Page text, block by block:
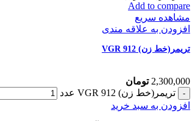
Add to compare
مشاهده سریع
افزودن به علاقه مندی
تریمر(خط زن) VGR 912
2,300,000 تومان
تریمر(خط زن) VGR 912 عدد
افزودن به سبد خرید